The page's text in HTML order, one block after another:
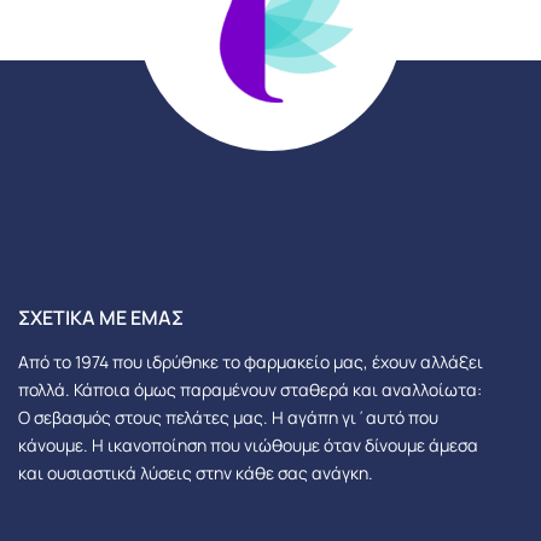
ΣΧΕΤΙΚΆ ΜΕ ΕΜΆΣ
Από το 1974 που ιδρύθηκε το φαρμακείο μας, έχουν αλλάξει
πολλά. Κάποια όμως παραμένουν σταθερά και αναλλοίωτα:
Ο σεβασμός στους πελάτες μας. Η αγάπη γι΄αυτό που
κάνουμε. Η ικανοποίηση που νιώθουμε όταν δίνουμε άμεσα
και ουσιαστικά λύσεις στην κάθε σας ανάγκη.